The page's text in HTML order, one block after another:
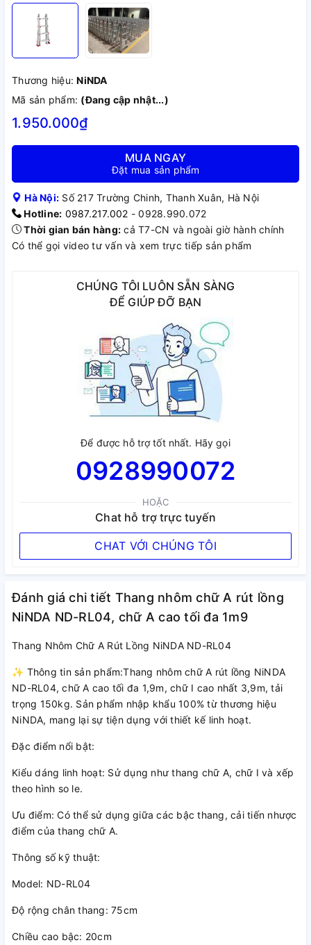
Thương hiệu:NiNDA
Mã sản phẩm: (Đang cập nhật...)
1.950.000₫
MUA NGAY
Đặt mua sản phẩm
Hà Nội: Số 217 Trường Chinh, Thanh Xuân, Hà Nội
Hotline: 0987.217.002 - 0928.990.072
Thời gian bán hàng: cả T7-CN và ngoài giờ hành chính
Có thể gọi video tư vấn và xem trực tiếp sản phẩm
CHÚNG TÔI LUÔN SẴN SÀNG
ĐỂ GIÚP ĐỠ BẠN
Để được hỗ trợ tốt nhất. Hãy gọi
0928990072
HOẶC
Chat hỗ trợ trực tuyến
CHAT VỚI CHÚNG TÔI
Đánh giá chi tiết Thang nhôm chữ A rút lồng
NiNDA ND-RL04, chữ A cao tối đa 1m9
Thang Nhôm Chữ A Rút Lồng NiNDA ND-RL04
✨ Thông tin sản phẩm:Thang nhôm chữ A rút lồng NiNDA
ND-RL04, chữ A cao tối đa 1,9m, chữ I cao nhất 3,9m, tải
trọng 150kg. Sản phẩm nhập khẩu 100% từ thương hiệu
NiNDA, mang lại sự tiện dụng với thiết kế linh hoạt.
Đặc điểm nổi bật:
Kiểu dáng linh hoạt: Sử dụng như thang chữ A, chữ I và xếp
theo hình so le.
Ưu điểm: Có thể sử dụng giữa các bậc thang, cải tiến nhược
điểm của thang chữ A.
Thông số kỹ thuật:
Model: ND-RL04
Độ rộng chân thang: 75cm
Chiều cao bậc: 20cm